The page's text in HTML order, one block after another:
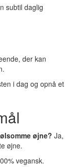
subtil daglig
der kan
i dag og opnå et
øjne? Ja,
øjne.
vegansk.